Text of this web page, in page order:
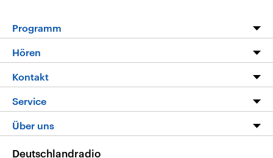
Programm
Programm
Die Nachrichten
Nachrichtenleicht
Neue Beiträge auf dlf.de
Hören
Livestream
Podcasts
Deutschlandfunk App
Nachrichten App
Kontakt
Hörerservice
Service
FAQ
Über uns
Deutschlandradio